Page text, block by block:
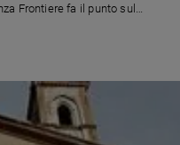
Frontiere fa il punto sul